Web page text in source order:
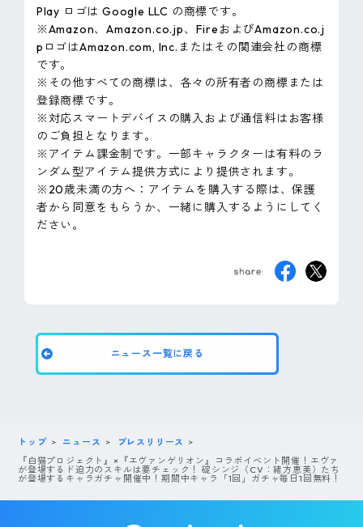
Play ロゴは Google LLC の商標です。
※Amazon、Amazon.co.jp、FireおよびAmazon.co.j
pロゴはAmazon.com, Inc.またはその関連会社の商標
です。
※その他すべての商標は、各々の所有者の商標または
登録商標です。
※対応スマートデバイスの購入および通信料はお客様
のご負担となります。
※アイテム課金制です。一部キャラクターは有料のラ
ンダム型アイテム提供方式により提供されます。
※20歳未満の方へ：アイテムを購入する際は、保護
者から同意をもらうか、一緒に購入するようにしてく
ださい。
ニュース一覧に戻る
トップ ニュース
プレスリリース
『白猫プロジェクト』×『エヴァンゲリオン』コラボイベント開催！エヴァ
が登場するド迫力のスキルは要チェック！ 碇シンジ（CV：緒方恵美）たち
が登場するキャラガチャ開催中！期間中キャラ「1回」ガチャ毎日1回無料！